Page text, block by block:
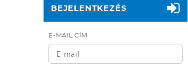
BEJELENTKEZÉS
E-MAIL CÍM